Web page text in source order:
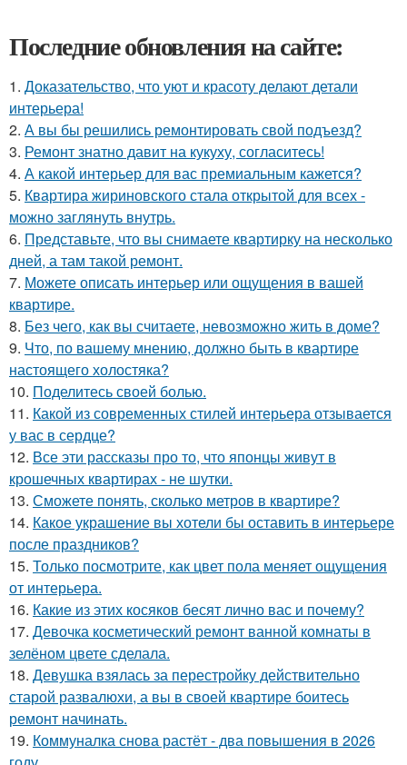
Последние обновления на сайте:
1. Доказательство, что уют и красоту делают детали
интерьера!
2. А вы бы решились ремонтировать свой подъезд?
3. Ремонт знатно давит на кукуху, согласитесь!
4. А какой интерьер для вас премиальным кажется?
5. Квартира жириновского стала открытой для всех -
можно заглянуть внутрь.
6. Представьте, что вы снимаете квартирку на несколько
дней, а там такой ремонт.
7. Можете описать интерьер или ощущения в вашей
квартире.
8. Без чего, как вы считаете, невозможно жить в доме?
9. Что, по вашему мнению, должно быть в квартире
настоящего холостяка?
10. Поделитесь своей болью.
11. Какой из современных стилей интерьера отзывается
у вас в сердце?
12. Все эти рассказы про то, что японцы живут в
крошечных квартирах - не шутки.
13. Сможете понять, сколько метров в квартире?
14. Какое украшение вы хотели бы оставить в интерьере
после праздников?
15. Только посмотрите, как цвет пола меняет ощущения
от интерьера.
16. Какие из этих косяков бесят лично вас и почему?
17. Девочка косметический ремонт ванной комнаты в
зелёном цвете сделала.
18. Девушка взялась за перестройку действительно
старой развалюхи, а вы в своей квартире боитесь
ремонт начинать.
19. Коммуналка снова растёт - два повышения в 2026